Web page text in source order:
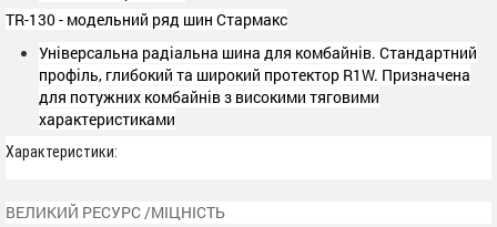
TR-130 - модельний ряд шин Стармакс
Універсальна радіальна шина для комбайнів. Стандартний
профіль, глибокий та широкий протектор R1W. Призначена
для потужних комбайнів з високими тяговими
характеристиками
Характеристики:
ВЕЛИКИЙ РЕСУРС /МІЦНІСТЬ